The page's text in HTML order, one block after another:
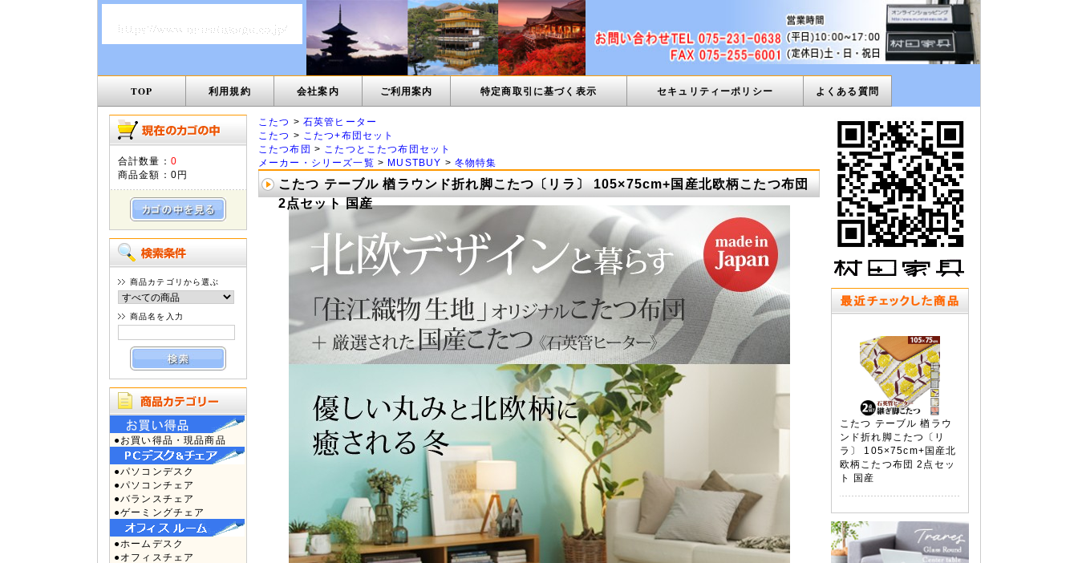
TOP 利用規約 会社案内 ご利用案内 特定商取引に基づく表示 セキュリティーポリシー よくある質問
合計数量： 0
商品金額： 0円
商品カテゴリから選ぶ
商品名を入力
●お買い得品・現品商品
●パソコンデスク
●パソコンチェア
●バランスチェア
●ゲーミングチェア
●ホームデスク
●オフィスチェア
こたつ > 石英管ヒーター
こたつ >
こたつ+布団セット
こたつ布団 >
こたつとこたつ布団セット
メーカー・シリーズ一覧 > MUSTBUY > 冬物特集
こたつ テーブル 楢ラウンド折れ脚こたつ〔リラ〕 105×75cm+国産北欧柄こたつ布団
2点セット 国産
こたつ テーブル 楢ラウ
ンド折れ脚こたつ〔リ
ラ〕 105×75cm+国産北
欧柄こたつ布団 2点セッ
ト 国産